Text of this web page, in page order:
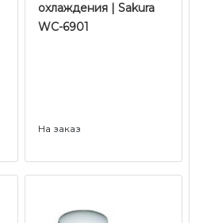
охлаждения | Sakura
WC-6901
На заказ